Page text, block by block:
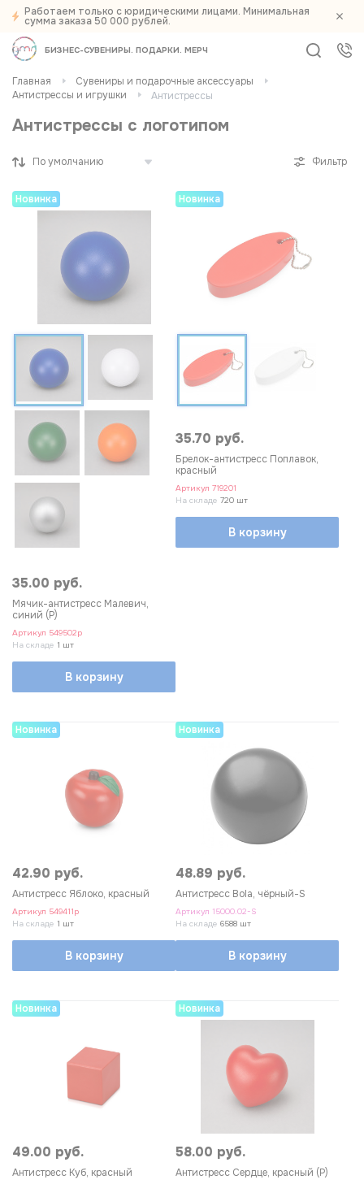
Работаем только с юридическими лицами. Минимальная
сумма заказа 50 000 рублей.
БИЗНЕС-СУВЕНИРЫ ПОДАРКИ МЕРЧ
Главная
Сувениры и подарочные аксессуары
Антистрессы и игрушки
Антистрессы
Антистрессы с логотипом
Фильтры
Новинки
Цена
Наличие
Есть в наличии
Нет в наличии
Бренд
Happy gifts
Mid Ocean Brands
Фильтр
Новинка
35.00 руб.
Мячик-антистресс Малевич,
синий (Р)
Артикул 549502p
На складе 1 шт
В корзину
Новинка
35.70 руб.
Брелок-антистресс Поплавок,
красный
Артикул 719201
На складе 720 шт
В корзину
Новинка
42.90 руб.
Антистресс Яблоко, красный
Артикул 549411p
На складе 1 шт
В корзину
Новинка
48.89 руб.
Антистресс Bola, чёрный-S
Артикул 15000.02-S
На складе 6588 шт
В корзину
Новинка
49.00 руб.
Антистресс Куб, красный
Новинка
58.00 руб.
Антистресс Сердце, красный (Р)